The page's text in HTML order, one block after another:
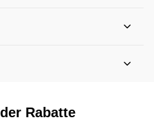
Rabatte